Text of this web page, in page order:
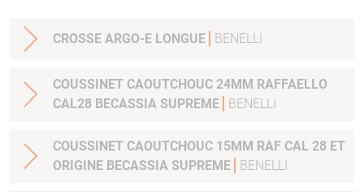
CROSSE ARGO-E LONGUE BENELLI
COUSSINET CAOUTCHOUC 24MM RAFFAELLO
CAL28 BECASSIA SUPREME
BENELLI
COUSSINET CAOUTCHOUC 15MM RAF CAL 28 ET
ORIGINE BECASSIA SUPREME
BENELLI